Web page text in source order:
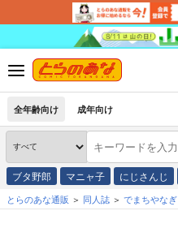
全年齢向け 成年向け
ブタ野郎 マニャ子 にじさんじ
とらのあな通販 同人誌 でまちやなぎ